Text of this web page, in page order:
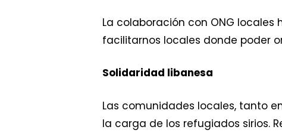
La colaboración con ONG
facilitarnos locales donde poder
Solidaridad libanesa
Las comunidades locales, tanto
la carga de los refugiados sirios.